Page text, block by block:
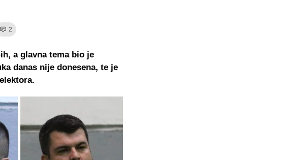
2
a glavna tema bio je
danas nije donesena, te je